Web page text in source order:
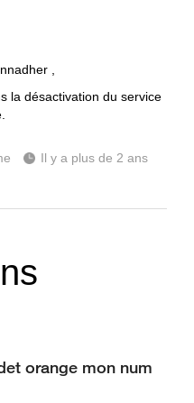
,
la désactivation du service
Il y a plus de 2 ans
orange mon num